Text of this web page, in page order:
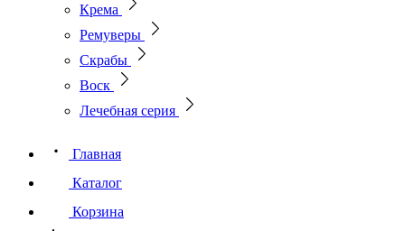
Крема
Ремуверы
Скрабы
Воск
Лечебная серия
Главная
Каталог
Корзина